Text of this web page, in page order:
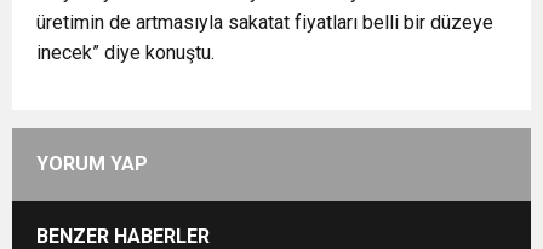
üretimin de artmasıyla sakatat fiyatları belli bir düzeye
inecek” diye konuştu.
YORUM YAP
BENZER HABERLER